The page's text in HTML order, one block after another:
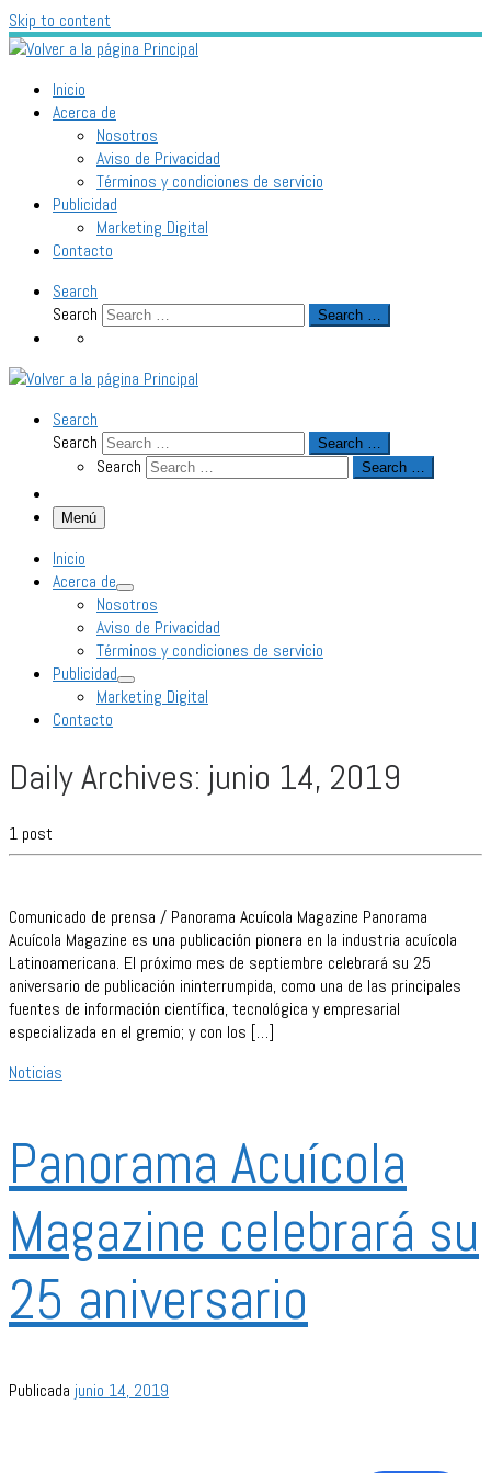
Skip to content
Inicio
Acerca de
Nosotros
Aviso de Privacidad
Términos y condiciones de servicio
Publicidad
Marketing Digital
Contacto
Search
Search
Search …
Search
Search
Search …
Search Search …
Menú
Inicio
Acerca de
Nosotros
Aviso de Privacidad
Términos y condiciones de servicio
Publicidad
Marketing Digital
Contacto
Daily Archives: junio 14, 2019
1 post
Comunicado de prensa / Panorama Acuícola Magazine Panorama
Acuícola Magazine es una publicación pionera en la industria acuícola
Latinoamericana. El próximo mes de septiembre celebrará su 25
aniversario de publicación ininterrumpida, como una de las principales
fuentes de información científica, tecnológica y empresarial
especializada en el gremio; y con los […]
Noticias
Panorama Acuícola
Magazine celebrará su
25 aniversario
Publicada junio 14, 2019